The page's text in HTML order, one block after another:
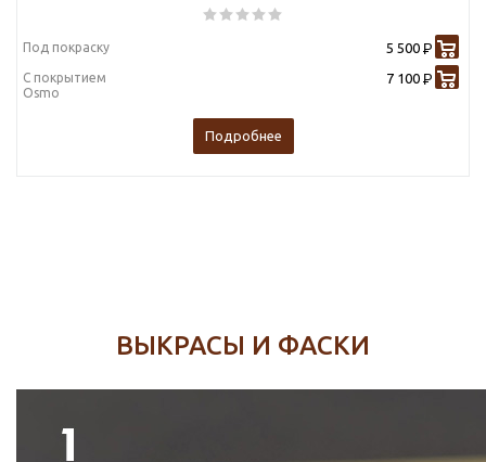
Под покраску 5 500 Р
С покрытием
Osmo
7 100 Р
Подробнее
ВЫКРАСЫ И ФАСКИ